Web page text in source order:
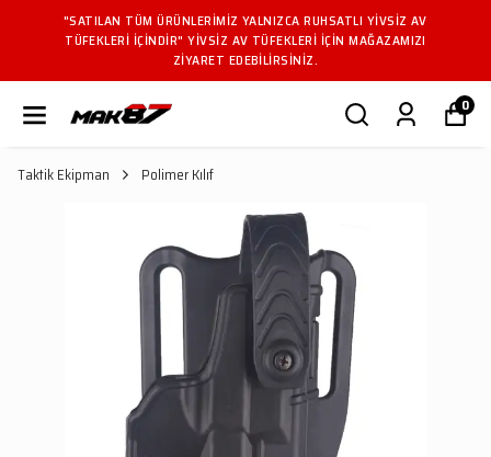
"SATILAN TÜM ÜRÜNLERIMIZ YALNIZCA RUHSATLI YIVSIZ AV
TÜFEKLERI IÇINDIR" YIVSIZ AV TÜFEKLERI IÇIN MAĞAZAMIZI
ZIYARET EDEBILIRSINIZ.
0
Taktik Ekipman Polimer Kılıf